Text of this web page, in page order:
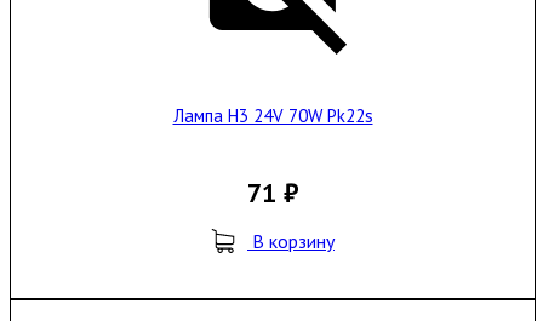
Лампа H3 24V 70W Pk22s
71 ₽
В корзину